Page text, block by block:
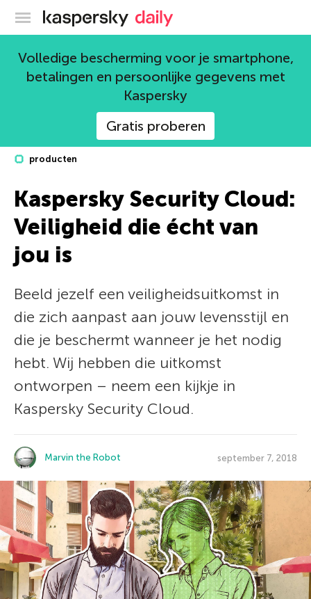
Kaspersky official blog
Volledige bescherming voor je smartphone,
betalingen en persoonlijke gegevens met
Kaspersky
Gratis proberen
producten
Kaspersky Security Cloud:
Veiligheid die écht van
jou is
Beeld jezelf een veiligheidsuitkomst in
die zich aanpast aan jouw levensstijl en
die je beschermt wanneer je het nodig
hebt. Wij hebben die uitkomst
ontworpen – neem een kijkje in
Kaspersky Security Cloud.
Marvin the Robot september 7, 2018